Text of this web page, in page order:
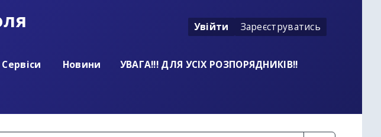
Увійти Зареєструватись
Сервіси Новини
УВАГА!!! ДЛЯ УСІХ РОЗПОРЯДНИКІВ!!